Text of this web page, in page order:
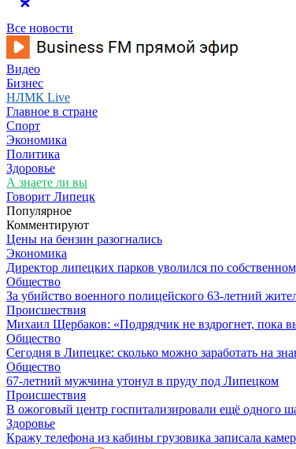
Все новости
Видео
Бизнес
НЛМК Live
Главное в стране
Спорт
Экономика
Политика
Здоровье
А знаете ли вы
Говорит Липецк
Популярное
Комментируют
Цены на бензин разогнались
Экономика
Директор липецких парков уволился по
Общество
За убийство военного полицейского 63-летний
Происшествия
Михаил Щербаков: «Подрядчик не вздрогнет, пока
Общество
Сегодня в Липецке: сколько можно заработать на
Общество
67-летний мужчина утонул в пруду под Липецком
Происшествия
В ожоговый центр госпитализировали ещё одного
Здоровье
Кражу телефона из кабины грузовика записала